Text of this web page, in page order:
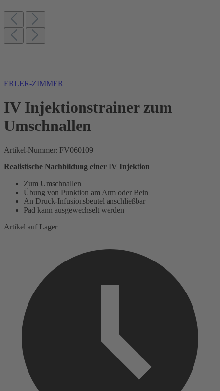
ERLER-ZIMMER
IV Injektionstrainer zum
Umschnallen
Artikel-Nummer: FV060109
Realistische Nachbildung einer IV Injektion
Zum Umschnallen
Übung von Punktion am Arm oder Bein
An Druck-Infusionsbeutel anschließbar
Pad kann ausgewechselt werden
Artikel auf Lager